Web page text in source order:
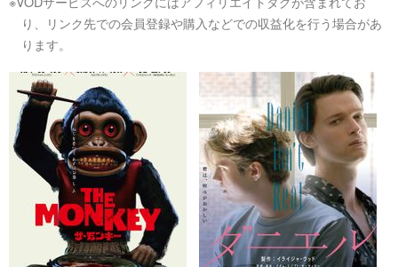
り、リンク先での会員登録や購入などでの収益化を行う場合があ
ります。